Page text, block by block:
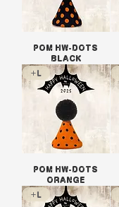
POM HW-DOTS
BLACK
+L
POM HW-DOTS
ORANGE
+L